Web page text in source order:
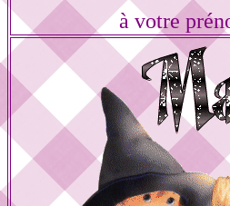
à votre